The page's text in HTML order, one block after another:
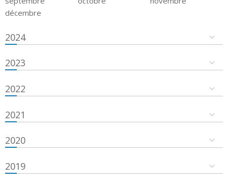
décembre
2024
2023
2022
2021
2020
2019